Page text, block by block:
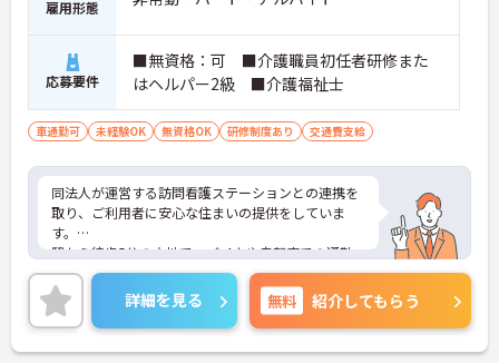
雇用形態
応募要件
■無資格：可 ■介護職員初任者研修また
はヘルパー2級 ■介護福祉士
車通勤可 未経験OK 無資格OK 研修制度あり 交通費支給
同法人が運営する訪問看護ステーションとの連携を
取り、ご利用者に安心な住まいの提供をしていま
す。
駅から徒歩5分の立地で、バイクや自転車での通勤
もできるため、通勤手段を選ぶことができます。無
資格の方も、ご入居者に寄り添った介護ができる方
であれば、歓迎です。
ご興味のある方には、面接対策ポイントなど、さら
に詳細をお話しいたしますのでお気軽にご相談くだ
詳細を見る 無料 紹介してもらう